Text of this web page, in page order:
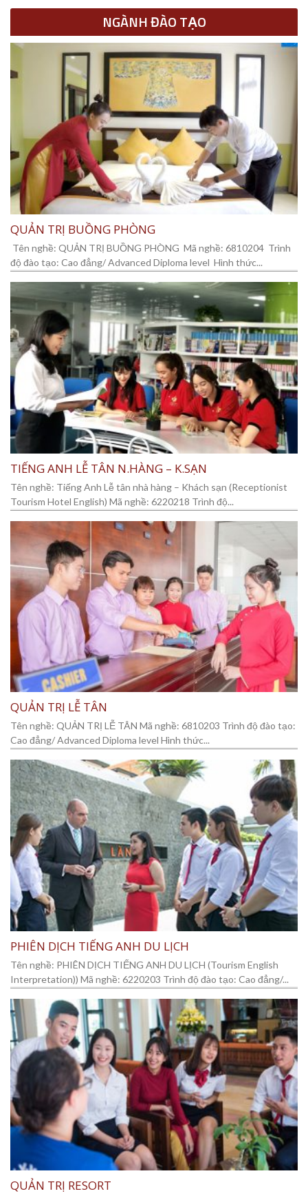
NGÀNH ĐÀO TẠO
QUẢN TRỊ BUỒNG PHÒNG
Tên nghề: QUẢN TRỊ BUỒNG PHÒNG Mã nghề: 6810204 Trình
độ đào tạo: Cao đẳng/ Advanced Diploma level Hình thức...
TIẾNG ANH LỄ TÂN N.HÀNG – K.SẠN
Tên nghề: Tiếng Anh Lễ tân nhà hàng – Khách sạn (Receptionist
Tourism Hotel English) Mã nghề: 6220218 Trình độ...
QUẢN TRỊ LỄ TÂN
Tên nghề: QUẢN TRỊ LỄ TÂN Mã nghề: 6810203 Trình độ đào tạo:
Cao đẳng/ Advanced Diploma level Hình thức...
PHIÊN DỊCH TIẾNG ANH DU LỊCH
Tên nghề: PHIÊN DỊCH TIẾNG ANH DU LỊCH (Tourism English
Interpretation)) Mã nghề: 6220203 Trình độ đào tạo: Cao đẳng/...
QUẢN TRỊ RESORT